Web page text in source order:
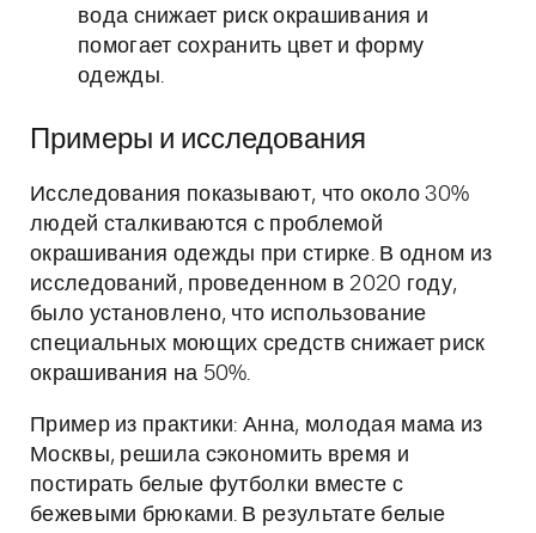
вода снижает риск окрашивания и
помогает сохранить цвет и форму
одежды.
Примеры и исследования
Исследования показывают, что около 30%
людей сталкиваются с проблемой
окрашивания одежды при стирке. В одном из
исследований, проведенном в 2020 году,
было установлено, что использование
специальных моющих средств снижает риск
окрашивания на 50%.
Пример из практики: Анна, молодая мама из
Москвы, решила сэкономить время и
постирать белые футболки вместе с
бежевыми брюками. В результате белые